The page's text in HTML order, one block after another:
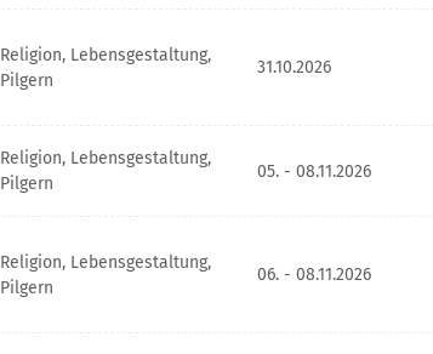
Religion, Lebensgestaltung,
Pilgern
31.10.2026
Religion, Lebensgestaltung,
Pilgern
05. - 08.11.2026
Religion, Lebensgestaltung,
Pilgern
06. - 08.11.2026